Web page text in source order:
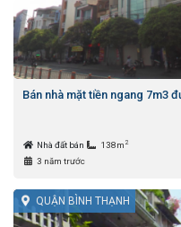
Bán nhà mặt tiền ngang 7m3
Nhà đất bán 138m 2
3 năm trước
QUẬN BÌNH THẠNH